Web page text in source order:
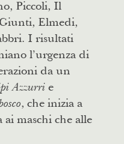
Piccoli, Il
Elmedi,
I risultati
l’urgenza di
da un
Azzurri e
, che inizia a
ai maschi che alle